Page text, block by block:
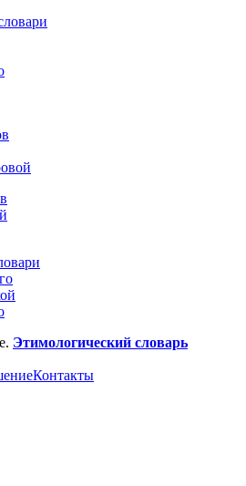
Этимологический словарь
Контакты